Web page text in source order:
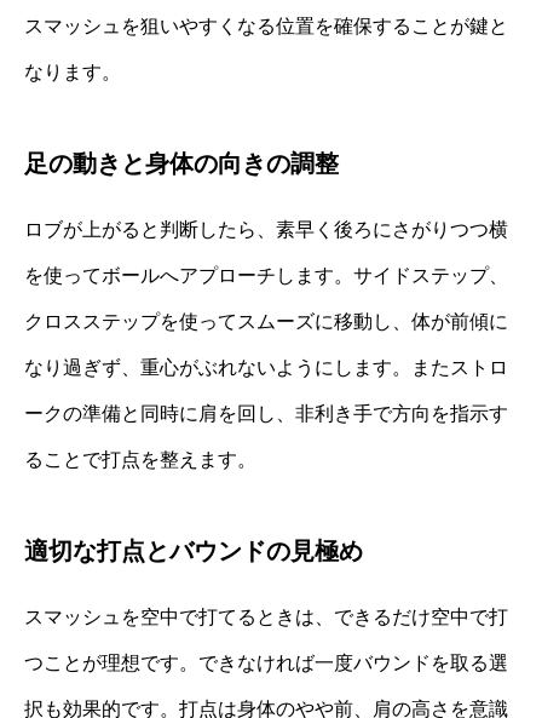
スマッシュを狙いやすくなる位置を確保することが鍵と
なります。
足の動きと身体の向きの調整
ロブが上がると判断したら、素早く後ろにさがりつつ横
を使ってボールへアプローチします。サイドステップ、
クロスステップを使ってスムーズに移動し、体が前傾に
なり過ぎず、重心がぶれないようにします。またストロ
ークの準備と同時に肩を回し、非利き手で方向を指示す
ることで打点を整えます。
適切な打点とバウンドの見極め
スマッシュを空中で打てるときは、できるだけ空中で打
つことが理想です。できなければ一度バウンドを取る選
択も効果的です。打点は身体のやや前、肩の高さを意識